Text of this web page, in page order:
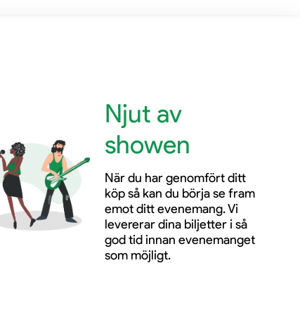
Njut av
showen
När du har genomfört ditt
köp så kan du börja se fram
emot ditt evenemang. Vi
levererar dina biljetter i så
god tid innan evenemanget
som möjligt.